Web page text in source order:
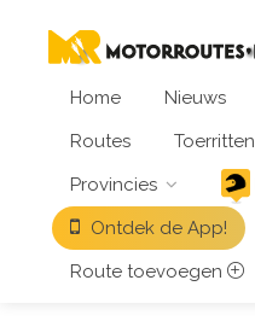
Home
Nieuws
Routes
Toerritten
Provincies
Ontdek de App!
Route toevoegen